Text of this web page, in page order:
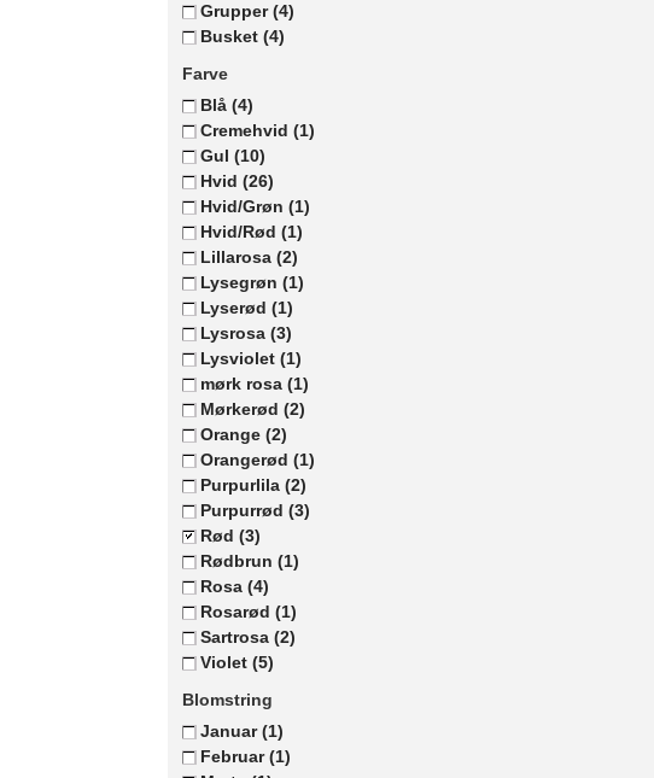
Grupper(4)
Busket (4)
Farve
Blå (4)
Cremehvid (1)
Gul (10)
Hvid (26)
Hvid/Grøn (1)
Hvid/Rød (1)
Lillarosa (2)
Lysegrøn (1)
Lyserød (1)
Lysrosa (3)
Lysviolet (1)
mørk rosa (1)
Mørkerød (2)
Orange (2)
Orangerød (1)
Purpurlila (2)
Purpurrød (3)
Rød (3)
Rødbrun (1)
Rosa (4)
Rosarød (1)
Sartrosa (2)
Violet (5)
Blomstring
Januar(1)
Februar(1)